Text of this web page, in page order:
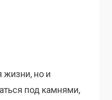
жизни, но и
под камнями,